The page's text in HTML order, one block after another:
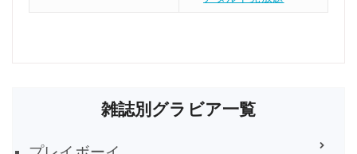
雑誌別グラビア一覧